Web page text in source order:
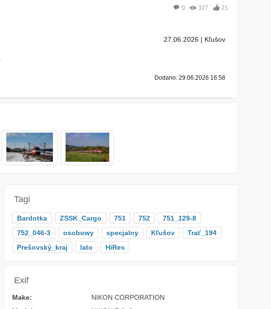
0 327 21
27.06.2026 | Kľušov
Dodano: 29.06.2026 16:58
Tagi
Bardotka ZSSK_Cargo 751 752
751_129-8
752_046-3
osobowy specjalny Kľušov
Trať_194
Prešovský_kraj
lato HiRes
Exif
Make:
NIKON CORPORATION